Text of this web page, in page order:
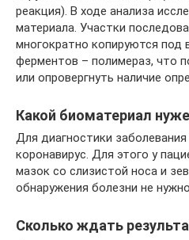
реакция). В ходе анализа
материала. Участки
многократно копируются под
ферментов – полимераз, что
или опровергнуть наличие
Какой биоматериал
Для диагностики
коронавирус. Для этого у
мазок со слизистой носа и
обнаружения болезни не
Сколько ждать